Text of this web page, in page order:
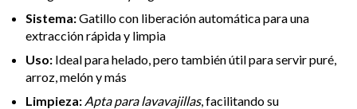
Sistema:Gatillo con liberación automática para una
extracción rápida y limpia
Uso: Ideal para helado, pero también útil para servir puré,
arroz, melón y más
Limpieza: Apta para lavavajillas, facilitando su